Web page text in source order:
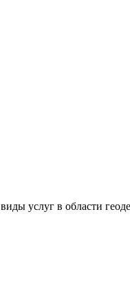
услуг в области